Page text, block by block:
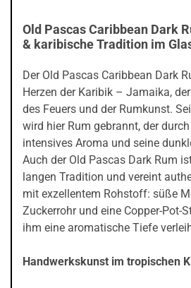
Old Pascas Caribbean Dark
& karibische Tradition im
Der Old Pascas Caribbean Dark
Herzen der Karibik – Jamaika,
des Feuers und der Rumkunst.
wird hier Rum gebrannt, der
intensives Aroma und seine
Auch der Old Pascas Dark Rum
langen Tradition und vereint
mit exzellentem Rohstoff: süße
Zuckerrohr und eine Copper-Pot-
ihm eine aromatische Tiefe
Handwerkskunst im tropischen